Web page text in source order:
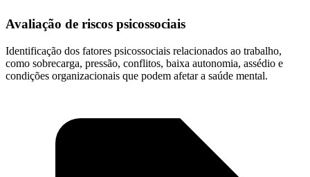
Avaliação de riscos psicossociais
Identificação dos fatores psicossociais relacionados ao trabalho,
como sobrecarga, pressão, conflitos, baixa autonomia, assédio e
condições organizacionais que podem afetar a saúde mental.